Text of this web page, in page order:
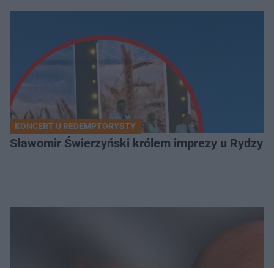
KONCERT U REDEMPTORYSTY
Sławomir Świerzyński królem imprezy u